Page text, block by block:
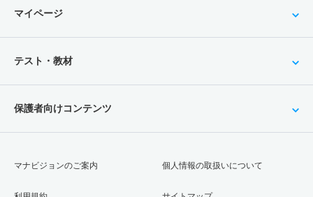
マイページ
テスト・教材
保護者向けコンテンツ
マナビジョンのご案内 個人情報の取扱いについて